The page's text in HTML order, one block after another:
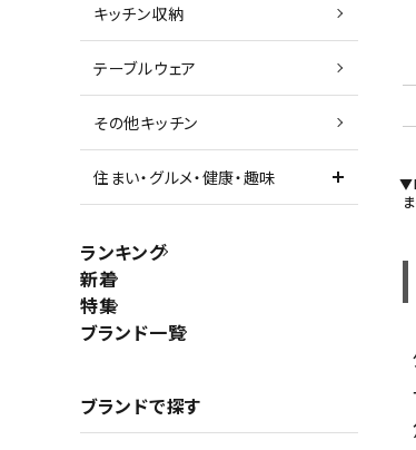
キッチン収納
テーブルウェア
その他キッチン
住まい・グルメ・健康・趣味
ランキング
新着
特集
ブランド一覧
ブランドで探す